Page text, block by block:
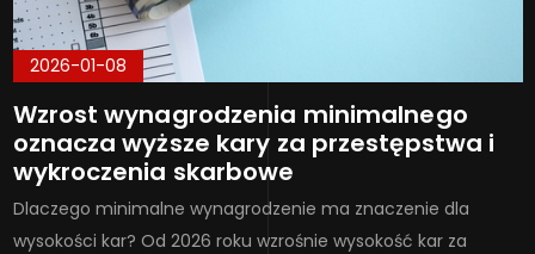
2026-01-08
Wzrost wynagrodzenia minimalnego
oznacza wyższe kary za przestępstwa i
wykroczenia skarbowe
Dlaczego minimalne wynagrodzenie ma znaczenie dla
wysokości kar? Od 2026 roku wzrośnie wysokość kar za